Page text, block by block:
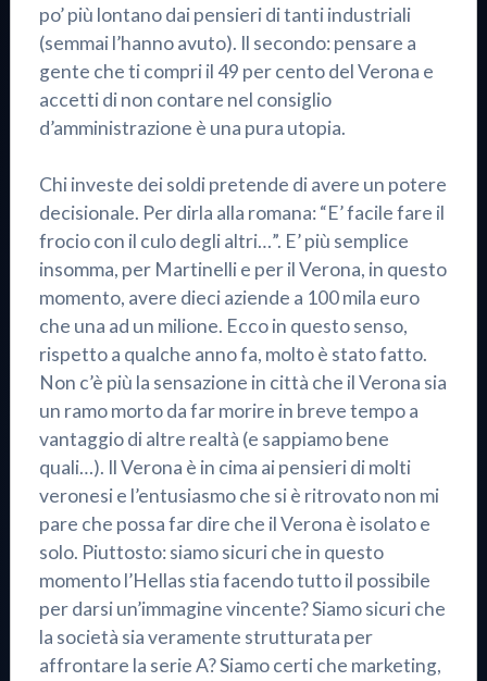
po’ più lontano dai pensieri di tanti industriali
(semmai l’hanno avuto). Il secondo: pensare a
gente che ti compri il 49 per cento del Verona e
accetti di non contare nel consiglio
d’amministrazione è una pura utopia.
Chi investe dei soldi pretende di avere un potere
decisionale. Per dirla alla romana: “E’ facile fare il
frocio con il culo degli altri…”. E’ più semplice
insomma, per Martinelli e per il Verona, in questo
momento, avere dieci aziende a 100 mila euro
che una ad un milione. Ecco in questo senso,
rispetto a qualche anno fa, molto è stato fatto.
Non c’è più la sensazione in città che il Verona sia
un ramo morto da far morire in breve tempo a
vantaggio di altre realtà (e sappiamo bene
quali…). Il Verona è in cima ai pensieri di molti
veronesi e l’entusiasmo che si è ritrovato non mi
pare che possa far dire che il Verona è isolato e
solo. Piuttosto: siamo sicuri che in questo
momento l’Hellas stia facendo tutto il possibile
per darsi un’immagine vincente? Siamo sicuri che
la società sia veramente strutturata per
affrontare la serie A? Siamo certi che marketing,